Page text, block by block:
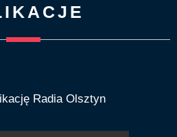
Radia Olsztyn